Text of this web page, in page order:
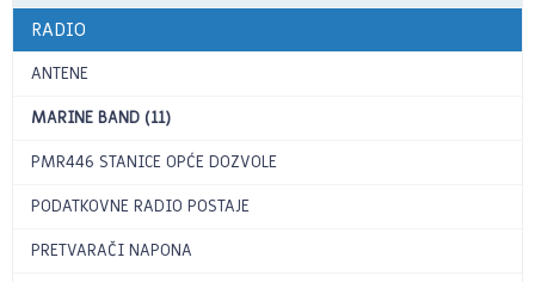
RADIO
ANTENE
MARINE BAND (11)
PMR446 STANICE OPĆE DOZVOLE
PODATKOVNE RADIO POSTAJE
PRETVARAČI NAPONA